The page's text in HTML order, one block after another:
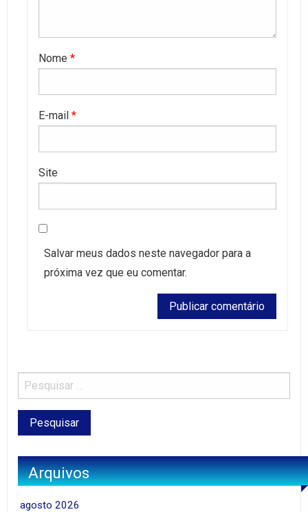
Nome *
E-mail *
Site
Salvar meus dados neste navegador para a
próxima vez que eu comentar.
Arquivos
agosto 2026